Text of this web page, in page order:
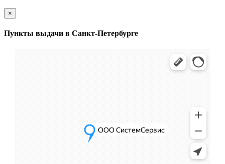
×
Пункты выдачи в Санкт-Петербурге